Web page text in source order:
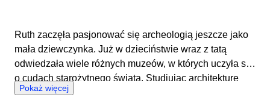
Ruth zaczęła pasjonować się archeologią jeszcze jako
mała dziewczynka. Już w dzieciństwie wraz z tatą
odwiedzała wiele różnych muzeów, w których uczyła się
o cudach starożytnego świata. Studiując architekturę
zdobyła głęboką wiedzę o budynkach, zarówno tych
Pokaż więcej